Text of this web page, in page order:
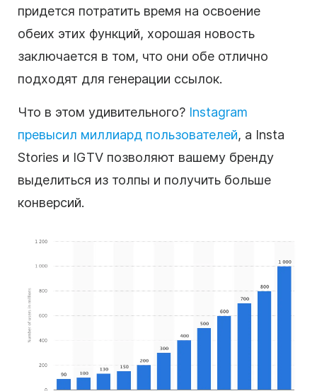
придется потратить время на освоение
обеих этих функций, хорошая новость
заключается в том, что они обе отлично
подходят для генерации ссылок.
Что в этом удивительного? Instagram
превысил миллиард пользователей, а Insta
Stories и IGTV позволяют вашему бренду
выделиться из толпы и получить больше
конверсий.